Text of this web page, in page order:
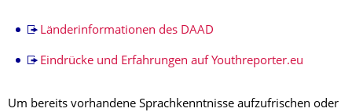
Länderinformationen des DAAD
Eindrücke und Erfahrungen auf Youthreporter.eu
Um bereits vorhandene Sprachkenntnisse aufzufrischen oder